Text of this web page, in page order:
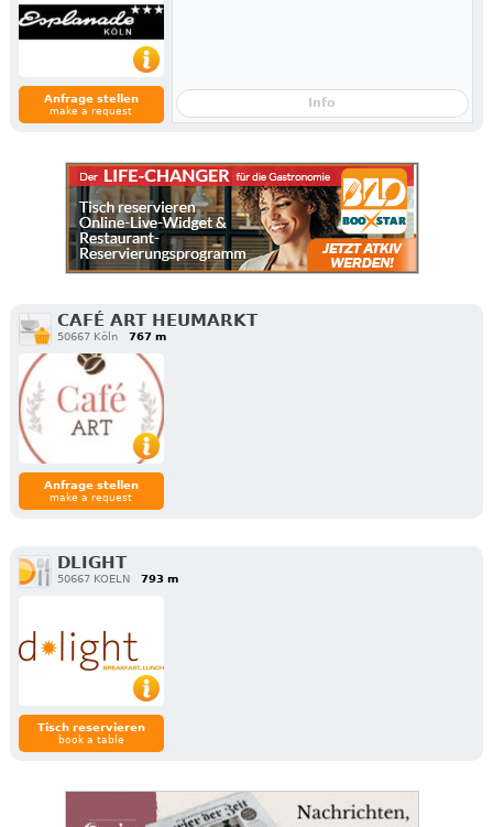
Anfrage stellen
make a request
Info
CAFÉ ART HEUMARKT
50667 Köln 767 m
Anfrage stellen
make a request
DLIGHT
50667 KOELN 793 m
Tisch reservieren
book a table